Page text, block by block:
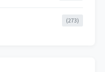
(273)